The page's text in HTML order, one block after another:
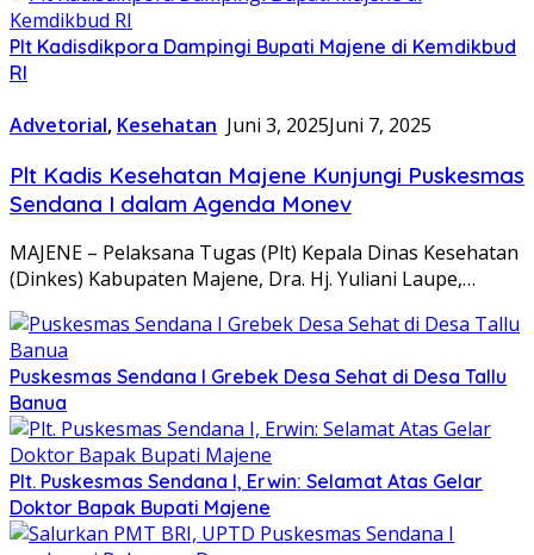
Plt Kadisdikpora Dampingi Bupati Majene di Kemdikbud
RI
Advetorial, Kesehatan Juni 3, 2025Juni 7, 2025
Plt Kadis Kesehatan Majene Kunjungi Puskesmas
Sendana I dalam Agenda Monev
MAJENE – Pelaksana Tugas (Plt) Kepala Dinas Kesehatan
(Dinkes) Kabupaten Majene, Dra. Hj. Yuliani Laupe,…
Puskesmas Sendana I Grebek Desa Sehat di Desa Tallu
Banua
Plt. Puskesmas Sendana I, Erwin: Selamat Atas Gelar
Doktor Bapak Bupati Majene